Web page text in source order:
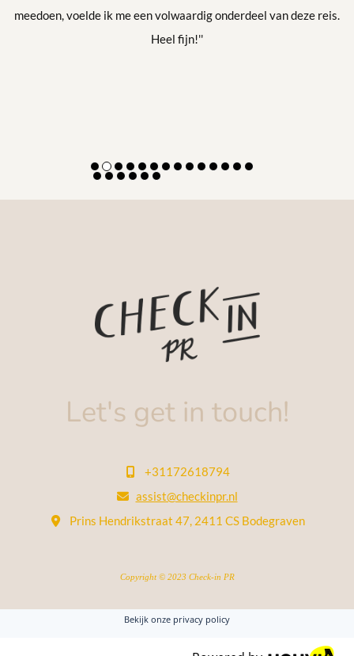
meedoen, voelde ik me een volwaardig onderdeel van deze reis.
Heel fijn!''
Let's get in touch!
 +31172618794
 assist@checkinpr.nl
Prins Hendrikstraat 47, 2411 CS Bodegraven
Copyright © 2023 Check-in PR
Bekijk onze privacy policy